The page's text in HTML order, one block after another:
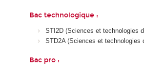
Bac technologique :
STI2D (Sciences et technologies
STD2A (Sciences et technologies
Bac pro :